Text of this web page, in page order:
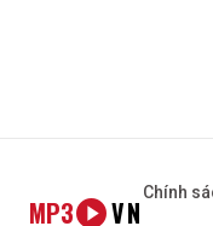
MP3 VN
Chính